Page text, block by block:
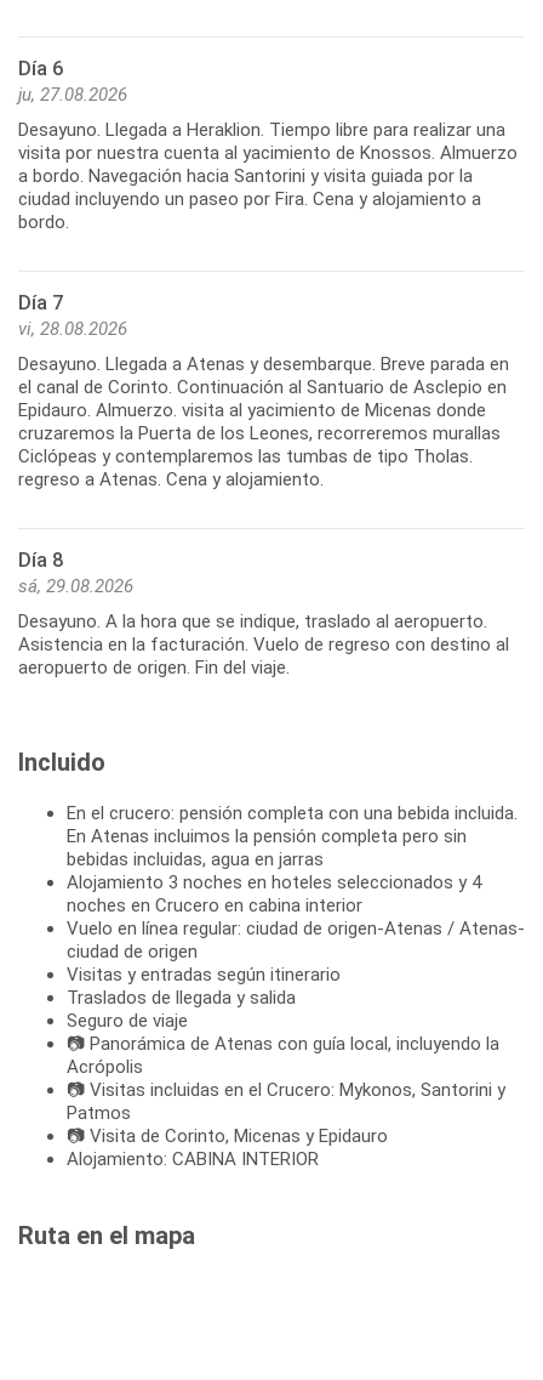
Día 6
ju, 27.08.2026
Desayuno. Llegada a Heraklion. Tiempo libre para realizar una
visita por nuestra cuenta al yacimiento de Knossos. Almuerzo
a bordo. Navegación hacia Santorini y visita guiada por la
ciudad incluyendo un paseo por Fira. Cena y alojamiento a
bordo.
Día 7
vi, 28.08.2026
Desayuno. Llegada a Atenas y desembarque. Breve parada en
el canal de Corinto. Continuación al Santuario de Asclepio en
Epidauro. Almuerzo. visita al yacimiento de Micenas donde
cruzaremos la Puerta de los Leones, recorreremos murallas
Ciclópeas y contemplaremos las tumbas de tipo Tholas.
regreso a Atenas. Cena y alojamiento.
Día 8
sá, 29.08.2026
Desayuno. A la hora que se indique, traslado al aeropuerto.
Asistencia en la facturación. Vuelo de regreso con destino al
aeropuerto de origen. Fin del viaje.
Incluido
En el crucero: pensión completa con una bebida incluida.
En Atenas incluimos la pensión completa pero sin
bebidas incluidas, agua en jarras
Alojamiento 3 noches en hoteles seleccionados y 4
noches en Crucero en cabina interior
Vuelo en línea regular: ciudad de origen-Atenas / Atenas-
ciudad de origen
Visitas y entradas según itinerario
Traslados de llegada y salida
Seguro de viaje
📷 Panorámica de Atenas con guía local, incluyendo la
Acrópolis
📷 Visitas incluidas en el Crucero: Mykonos, Santorini y
Patmos
📷 Visita de Corinto, Micenas y Epidauro
Alojamiento: CABINA INTERIOR
Ruta en el mapa